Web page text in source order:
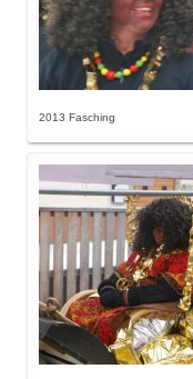
2013 Fasching